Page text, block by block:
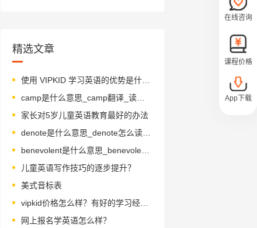
精选文章
使用 VIPKID 学习英语的优势是什么？
camp是什么意思_camp翻译_读音_用法_翻译
家长对5岁儿童英语教育最好的办法
denote是什么意思_denote怎么读_音标dɪ'nəʊt
benevolent是什么意思_benevolent怎么读_音标bəˈnevələnt
儿童英语写作技巧的逐步提升？
美式音标表
vipkid价格怎么样？有好的学习经验分享吗？
网上报名学英语怎么样？
在线咨询
课程价格
App下载